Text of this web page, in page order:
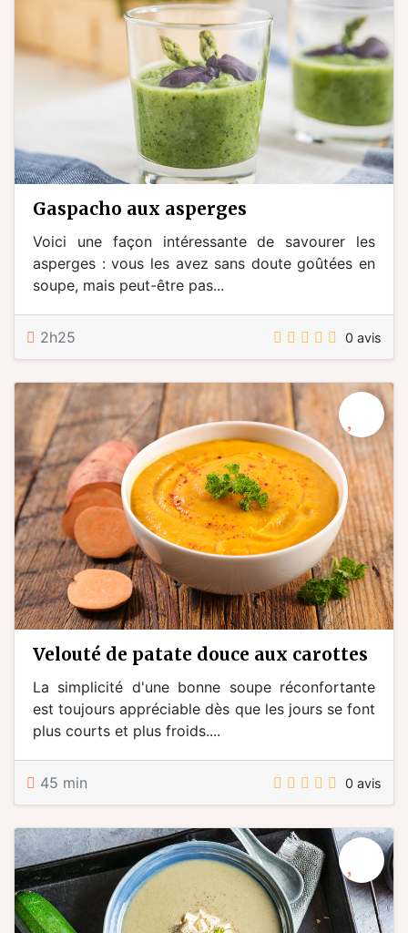
gaspacho aux asperges
Voici une façon intéressante de savourer les
asperges : vous les avez sans doute goûtées en
soupe, mais peut-être pas...
2h25 0 avis
velouté de patate douce aux carottes
La simplicité d'une bonne soupe réconfortante
est toujours appréciable dès que les jours se font
plus courts et plus froids....
45 min 0 avis